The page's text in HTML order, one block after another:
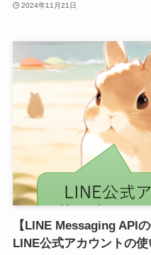
2024年11月21日
【LINE Messaging API
LINE公式アカウントの